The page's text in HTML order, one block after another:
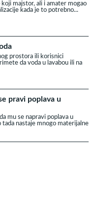
koji majstor, ali i amater mogao
kada je to potrebno...
prostora ili korisnici
da voda u lavabou ili na
pravi poplava u
mu se napravi poplava u
tada nastaje mnogo materijalne